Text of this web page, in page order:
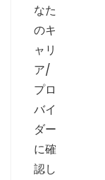
なた
のキ
ャリ
ア/
プロ
バイ
ダー
に確
認し